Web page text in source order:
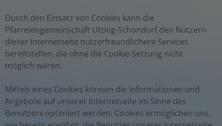
Durch den Einsatz von Cookies kann die
Pfarreiengemeinschaft Utting-Schondorf den Nutzern
dieser Internetseite nutzerfreundlichere Services
bereitstellen, die ohne die Cookie-Setzung nicht
möglich wären.
Mittels eines Cookies können die Informationen und
Angebote auf unserer Internetseite im Sinne des
Benutzers optimiert werden. Cookies ermöglichen uns,